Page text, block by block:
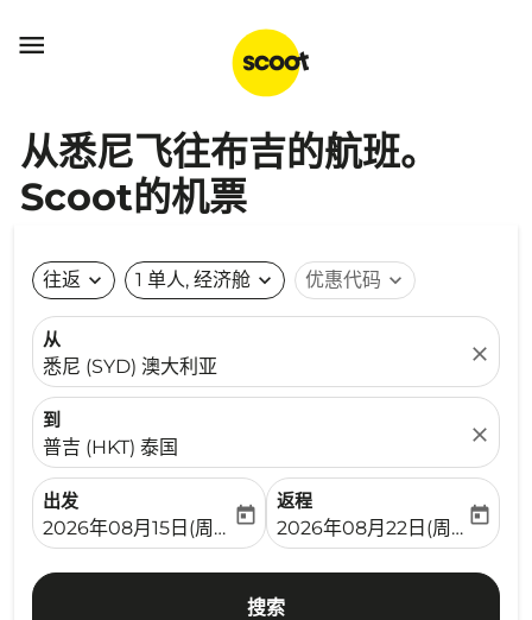

从悉尼飞往布吉的航班。
Scoot的机票
往返 expand_more 1 单人, 经济舱 expand_more 优惠代码 expand_more
从
悉尼 (SYD) 澳大利亚
close
到
普吉 (HKT) 泰国
close
出发
fc-booking-departure-date-aria-label
2026年08月15日(周六)
today
返程
fc-booking-return-date-
2026年08月22日(周六)
today
搜索